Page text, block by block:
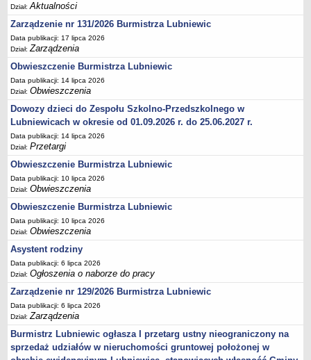
Majątek Gminy
Sprawozdania z wykonania budżetu - kwartalne
Sprawozdania z wykonania budżetu - półroczne, roczne
Umorzenia, odroczenia, raty
Fundacje i Stowarzyszenia dofinansowane z JST
Pomoc publiczna
Budżet obywatelski
Majątek jednostek podległych
Koszt wychowania przedszkolnego
Stawki czynszów najmu lokali mieszkalnych
PRZETARGI
Zamówienia publiczne
Sprzedaż mienia
Sprzedaż nieruchomości
Zapytania ofertowe
Plan zamówień publicznych
PRAWO LOKALNE
Statut
Uchwały Rady Miejskiej
Zarządzenia Burmistrza
Dział:Aktualności
Zarządzenie nr 131/2026 Burmistrza Lubniewic
Data publikacji: 17 lipca 2026
Dział:Zarządzenia
Obwieszczenie Burmistrza Lubniewic
Data publikacji: 14 lipca 2026
Dział:Obwieszczenia
Dowozy dzieci do Zespołu Szkolno-Przedszkolnego w
Lubniewicach w okresie od 01.09.2026 r. do 25.06.2027 r.
Data publikacji: 14 lipca 2026
Dział:Przetargi
Obwieszczenie Burmistrza Lubniewic
Data publikacji: 10 lipca 2026
Dział:Obwieszczenia
Obwieszczenie Burmistrza Lubniewic
Data publikacji: 10 lipca 2026
Dział:Obwieszczenia
Asystent rodziny
Data publikacji: 6 lipca 2026
Dział:Ogłoszenia o naborze do pracy
Zarządzenie nr 129/2026 Burmistrza Lubniewic
Data publikacji: 6 lipca 2026
Dział:Zarządzenia
Burmistrz Lubniewic ogłasza I przetarg ustny nieograniczony na
sprzedaż udziałów w nieruchomości gruntowej położonej w